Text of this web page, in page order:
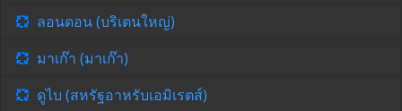
ลอนดอน (บริเตนใหญ่)
มาเก๊า (มาเก๊า)
ดูไบ (สหรัฐอาหรับเอมิเรตส์)